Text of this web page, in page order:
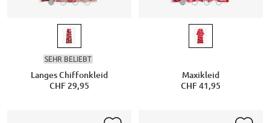
SEHR BELIEBT
Langes Chiffonkleid
CHF 29,95
Maxikleid
CHF 41,95